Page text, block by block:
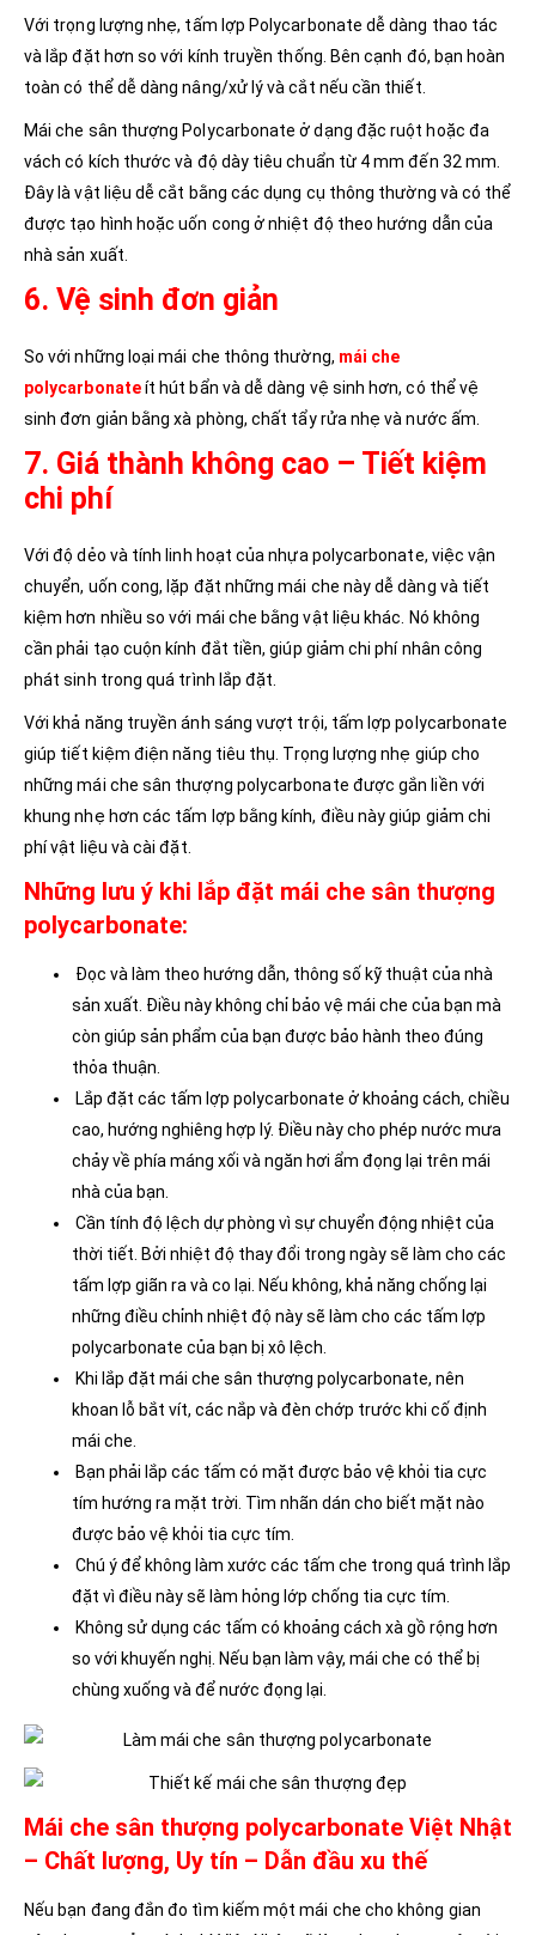
Với trọng lượng nhẹ, tấm lợp Polycarbonate dễ dàng thao tác
và lắp đặt hơn so với kính truyền thống. Bên cạnh đó, bạn hoàn
toàn có thể dễ dàng nâng/xử lý và cắt nếu cần thiết.
Mái che sân thượng Polycarbonate ở dạng đặc ruột hoặc đa
vách có kích thước và độ dày tiêu chuẩn từ 4 mm đến 32 mm.
Đây là vật liệu dễ cắt bằng các dụng cụ thông thường và có thể
được tạo hình hoặc uốn cong ở nhiệt độ theo hướng dẫn của
nhà sản xuất.
6. Vệ sinh đơn giản
So với những loại mái che thông thường, mái che
polycarbonateít hút bẩn và dễ dàng vệ sinh hơn, có thể vệ
sinh đơn giản bằng xà phòng, chất tẩy rửa nhẹ và nước ấm.
7. Giá thành không cao – Tiết kiệm
chi phí
Với độ dẻo và tính linh hoạt của nhựa polycarbonate, việc vận
chuyển, uốn cong, lặp đặt những mái che này dễ dàng và tiết
kiệm hơn nhiều so với mái che bằng vật liệu khác. Nó không
cần phải tạo cuộn kính đắt tiền, giúp giảm chi phí nhân công
phát sinh trong quá trình lắp đặt.
Với khả năng truyền ánh sáng vượt trội, tấm lợp polycarbonate
giúp tiết kiệm điện năng tiêu thụ. Trọng lượng nhẹ giúp cho
những mái che sân thượng polycarbonate được gắn liền với
khung nhẹ hơn các tấm lợp bằng kính, điều này giúp giảm chi
phí vật liệu và cài đặt.
Những lưu ý khi lắp đặt mái che sân thượng
polycarbonate:
Đọc và làm theo hướng dẫn, thông số kỹ thuật của nhà
sản xuất. Điều này không chỉ bảo vệ mái che của bạn mà
còn giúp sản phẩm của bạn được bảo hành theo đúng
thỏa thuận.
Lắp đặt các tấm lợp polycarbonate ở khoảng cách, chiều
cao, hướng nghiêng hợp lý. Điều này cho phép nước mưa
chảy về phía máng xối và ngăn hơi ẩm đọng lại trên mái
nhà của bạn.
Cần tính độ lệch dự phòng vì sự chuyển động nhiệt của
thời tiết. Bởi nhiệt độ thay đổi trong ngày sẽ làm cho các
tấm lợp giãn ra và co lại. Nếu không, khả năng chống lại
những điều chỉnh nhiệt độ này sẽ làm cho các tấm lợp
polycarbonate của bạn bị xô lệch.
Khi lắp đặt mái che sân thượng polycarbonate, nên
khoan lỗ bắt vít, các nắp và đèn chớp trước khi cố định
mái che.
Bạn phải lắp các tấm có mặt được bảo vệ khỏi tia cực
tím hướng ra mặt trời. Tìm nhãn dán cho biết mặt nào
được bảo vệ khỏi tia cực tím.
Chú ý để không làm xước các tấm che trong quá trình lắp
đặt vì điều này sẽ làm hỏng lớp chống tia cực tím.
Không sử dụng các tấm có khoảng cách xà gồ rộng hơn
so với khuyến nghị. Nếu bạn làm vậy, mái che có thể bị
chùng xuống và để nước đọng lại.
Mái che sân thượng polycarbonate Việt Nhật
– Chất lượng, Uy tín – Dẫn đầu xu thế
Nếu bạn đang đắn đo tìm kiếm một mái che cho không gian